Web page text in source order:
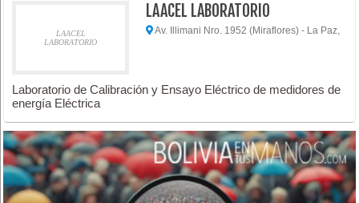
LAACEL
LABORATORIO
LAACEL LABORATORIO
Av. Illimani Nro. 1952 (Miraflores) - La Paz,
Laboratorio de Calibración y Ensayo Eléctrico de medidores de
energía Eléctrica